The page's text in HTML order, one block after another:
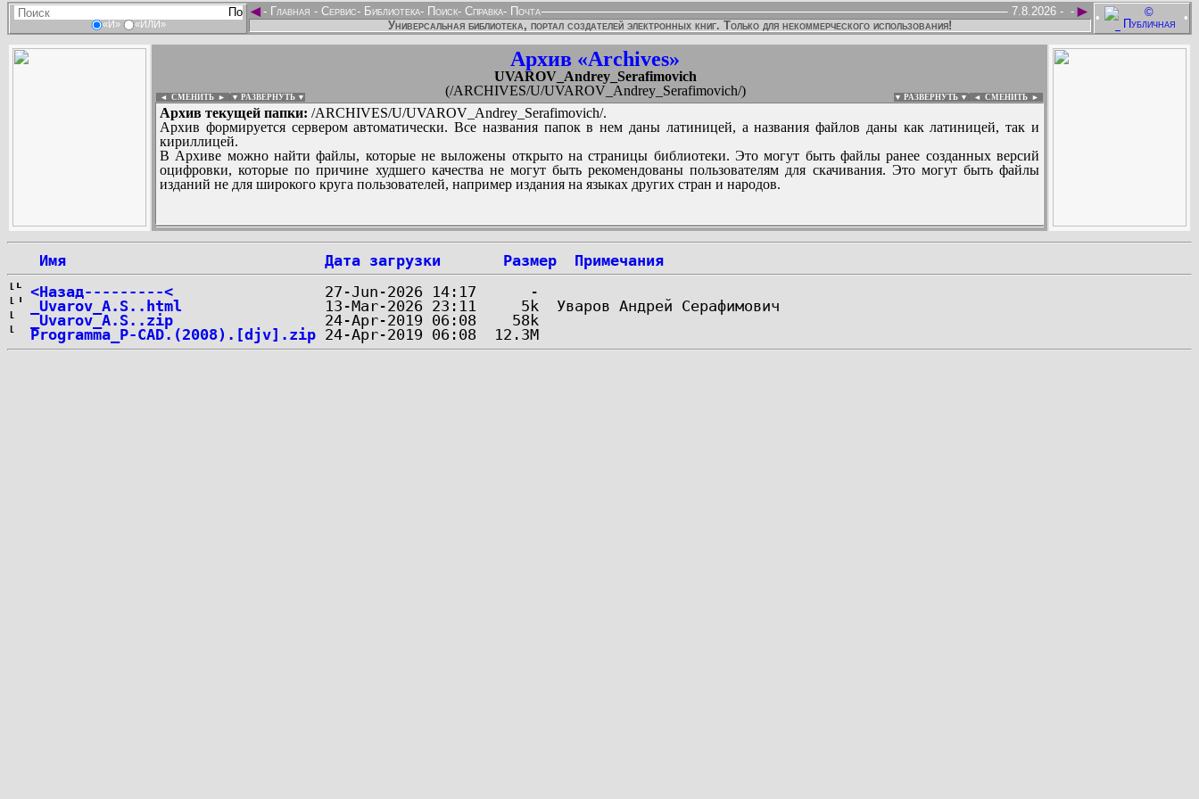
«И» «ИЛИ»
• •
◄ ►
- Главная - Сервис- Библиотека- Поиск- Справка- Почта -
7.8.2026 -
Универсальная библиотека, портал создателей электронных книг. Только для некоммерческого использования!
Архив «Archives»
UVAROV_Andrey_Serafimovich
(/ARCHIVES/U/UVAROV_Andrey_Serafimovich/)
◄ СМЕНИТЬ ► ▼ РАЗВЕРНУТЬ ▼ ▼ РАЗВЕРНУТЬ ▼ ◄ СМЕНИТЬ ►
Архив текущей папки: /ARCHIVES/U/UVAROV_Andrey_Serafimovich/.
Архив формируется сервером автоматически. Все названия папок в нем даны латиницей, а названия файлов даны как латиницей, так и
кириллицей.
В Архиве можно найти файлы, которые не выложены открыто на страницы библиотеки. Это могут быть файлы ранее созданных версий
оцифровки, которые по причине худшего качества не могут быть рекомендованы пользователям для скачивания. Это могут быть файлы
изданий не для широкого круга пользователей, например издания на языках других стран и народов.
:
...
Имя Дата загрузки Размер
Примечания
<Назад---------<
_Uvarov_A.S..html
_Uvarov_A.S..zip
Programma_P-CAD.(2008).[djv].zip